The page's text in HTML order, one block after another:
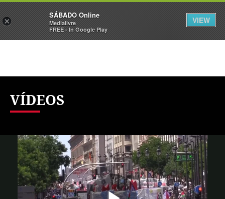
Sábado Assine Iniciar Sessão
VÍDEOS
×
SÁBADO Online
Medialivre
FREE - In Google Play
VIEW